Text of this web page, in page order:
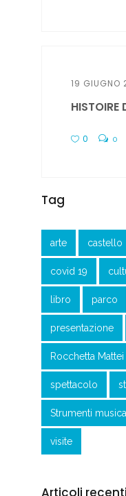
19 GIUGNO
HISTOIRE
0 0
Tag
arte castello
covid 19
libro parco
presentazione
Rocchetta Mattei
spettacolo
Strumenti
visite
Articoli recenti